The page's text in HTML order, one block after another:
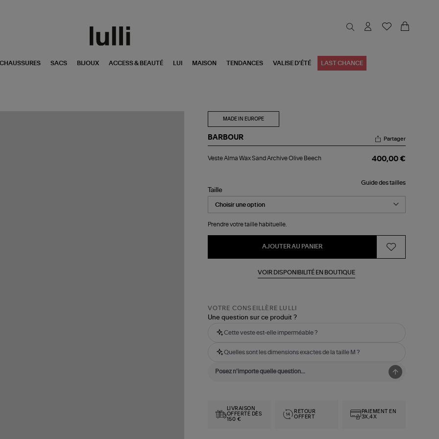
SACS BIJOUX ACCESS & BEAUTÉ LUI MAISON TENDANCES VALISE D'ÉTÉ LAST CHANCE
MADE IN EUROPE
BARBOUR
Alma
Olive
Partager
Veste Alma Wax Sand Archive Olive Beech 400,00 €
Guide des tailles
Taille
Prendre votre taille habituelle.
AJOUTER AU PANIER
VOIR DISPONIBILITÉ EN BOUTIQUE
VOTRE CONSEILLÈRE LULLI
Une question sur ce produit ?
Cette veste est-elle imperméable ?
Quelles sont les dimensions exactes de la taille M ?
LIVRAISON
OFFERTE DÈS
150 €
RETOUR
OFFERT
PAIEMENT EN
3X,4X